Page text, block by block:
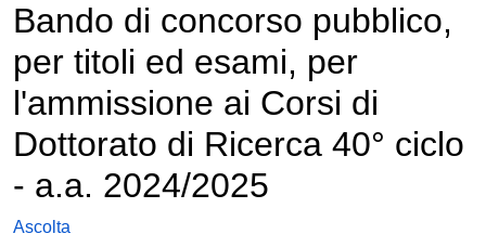
Bando di concorso pubblico,
per titoli ed esami, per
l'ammissione ai Corsi di
Dottorato di Ricerca 40° ciclo
- a.a. 2024/2025
Ascolta